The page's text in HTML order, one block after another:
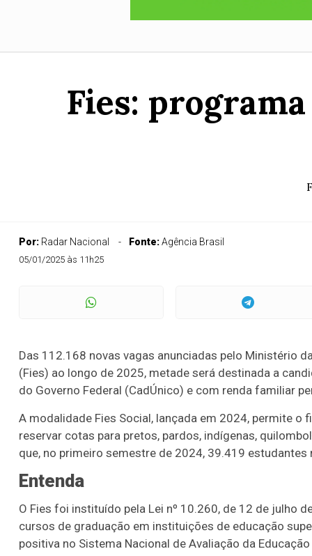
Fies:
Por: Radar Nacional Fonte:Agência Brasil
05/01/2025 às 11h25
Das 112.168 novas vagas anunciadas pelo Ministério
(Fies) ao longo de 2025, metade será destinada a
do Governo Federal (CadÚnico) e com renda familiar
A modalidade Fies Social, lançada em 2024, permite
reservar cotas para pretos, pardos, indígenas,
que, no primeiro semestre de 2024, 39.419 estudantes
Entenda
O Fies foi instituído pela Lei nº 10.260, de 12 de julho
cursos de graduação em instituições de educação
positiva no Sistema Nacional de Avaliação da